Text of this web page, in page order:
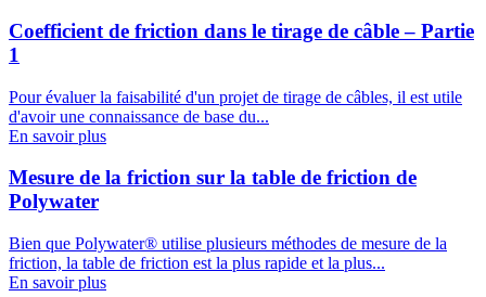
Coefficient de friction dans le tirage de câble – Partie
1
Pour évaluer la faisabilité d'un projet de tirage de câbles, il est utile
d'avoir une connaissance de base du...
En savoir plus
Mesure de la friction sur la table de friction de
Polywater
Bien que Polywater® utilise plusieurs méthodes de mesure de la
friction, la table de friction est la plus rapide et la plus...
En savoir plus